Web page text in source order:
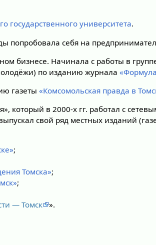
государственного университета.
попробовала себя на
бизнесе. Начинала с работы в
по изданию журнала
газеты«Комсомольская правда в
который в 2000-х гг. работал с
свой ряд местных изданий
;
Томска»;
;
— Томск ».